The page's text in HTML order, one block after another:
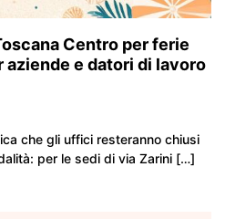
Centro per ferie
e datori di lavoro
che gli uffici resteranno chiusi
per le sedi di via Zarini […]